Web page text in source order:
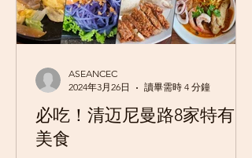
必吃！清迈尼曼路8家特有的
美食
ASEANCEC
2024年3月26日
讀畢需時 4 分鐘